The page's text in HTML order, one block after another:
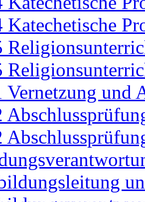
Katechetische
Vernetzung und